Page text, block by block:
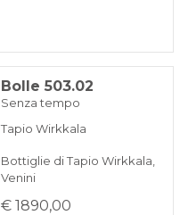
Bolle 503.02
Senza tempo
Tapio Wirkkala
Bottiglie di Tapio Wirkkala,
Venini
€ 1890,00